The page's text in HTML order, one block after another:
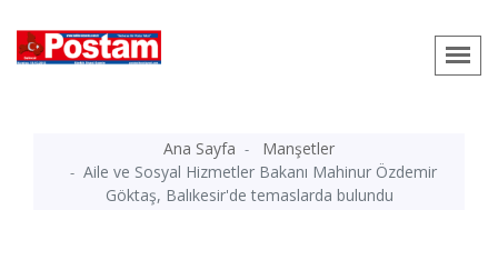
Ana Sayfa
Manşetler
Aile ve Sosyal Hizmetler Bakanı Mahinur Özdemir
Göktaş, Balıkesir'de temaslarda bulundu